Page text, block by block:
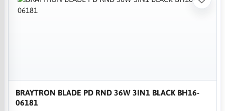
BRAYTRON BLADE PD RND 36W 3IN1 BLACK BH16-
06181